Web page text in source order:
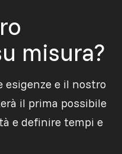
misura?
esigenze e il nostro
il prima possibile
e definire tempi e